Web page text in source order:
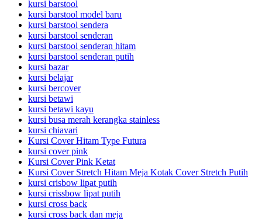
kursi barstool
kursi barstool model baru
kursi barstool sendera
kursi barstool senderan
kursi barstool senderan hitam
kursi barstool senderan putih
kursi bazar
kursi belajar
kursi bercover
kursi betawi
kursi betawi kayu
kursi busa merah kerangka stainless
kursi chiavari
Kursi Cover Hitam Type Futura
kursi cover pink
Kursi Cover Pink Ketat
Kursi Cover Stretch Hitam Meja Kotak Cover Stretch Putih
kursi crisbow lipat putih
kursi crissbow lipat putih
kursi cross back
kursi cross back dan meja